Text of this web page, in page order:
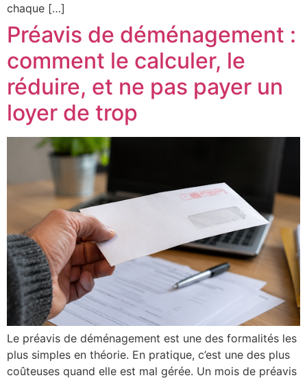
chaque […]
Préavis de déménagement :
comment le calculer, le
réduire, et ne pas payer un
loyer de trop
Le préavis de déménagement est une des formalités les
plus simples en théorie. En pratique, c’est une des plus
coûteuses quand elle est mal gérée. Un mois de préavis